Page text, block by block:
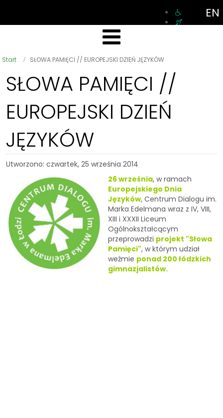
EN
Start SŁOWA PAMIĘCI // EUROPEJSKI DZIEŃ JĘZYKÓW
SŁOWA PAMIĘCI //
EUROPEJSKI DZIEŃ
JĘZYKÓW
Utworzono: czwartek, 25 września 2014
26 września, w ramach
Europejskiego Dnia
Języków, Centrum Dialogu im.
Marka Edelmana wraz z IV, VIII,
XIII i XXXII Liceum
Ogólnokształcącym
przeprowadzi projekt "Słowa
Pamięci", w którym udział
weźmie ponad 200 łódzkich
gimnazjalistów.